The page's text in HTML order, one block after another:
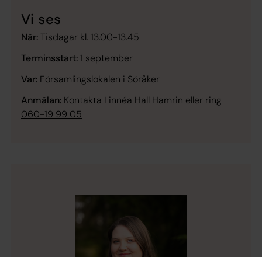
Vi ses
När:Tisdagar kl. 13.00-13.45
Terminsstart: 1 september
Var: Församlingslokalen i Söråker
Anmälan: Kontakta Linnéa Hall Hamrin eller ring
060-19 99 05